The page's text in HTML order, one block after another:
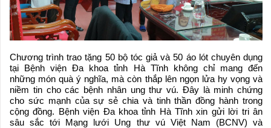
Chương trình trao tặng 50 bộ tóc giả và 50 áo lót chuyên dụng
tại Bệnh viện Đa khoa tỉnh Hà Tĩnh không chỉ mang đến
những món quà ý nghĩa, mà còn thắp lên ngọn lửa hy vọng và
niềm tin cho các bệnh nhân ung thư vú. Đây là minh chứng
cho sức mạnh của sự sẻ chia và tinh thần đồng hành trong
cộng đồng. Bệnh viện Đa khoa tỉnh Hà Tĩnh xin gửi lời tri ân
sâu sắc tới Mạng lưới Ung thư vú Việt Nam (BCNV) và